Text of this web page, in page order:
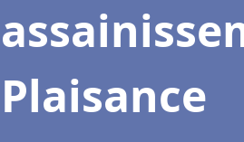
Plaisance